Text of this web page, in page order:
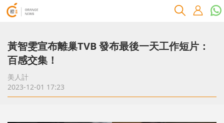
黃智雯宣布離巢TVB 發布最後一天工作短片：
百感交集！
美人計
2023-12-01 17:23